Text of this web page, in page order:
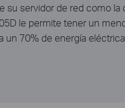
servidor de red como
le permite tener un
un 70% de energía